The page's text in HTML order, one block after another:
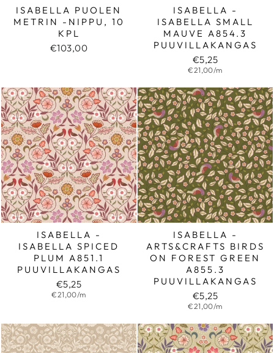
ISABELLA PUOLEN
METRIN -NIPPU, 10
KPL
€103,00
ISABELLA -
ISABELLA SMALL
MAUVE A854.3
PUUVILLAKANGAS
€5,25
€21,00/m
ISABELLA -
ISABELLA SPICED
PLUM A851.1
PUUVILLAKANGAS
€5,25
€21,00/m
ISABELLA -
ARTS&CRAFTS BIRDS
ON FOREST GREEN
A855.3
PUUVILLAKANGAS
€5,25
€21,00/m